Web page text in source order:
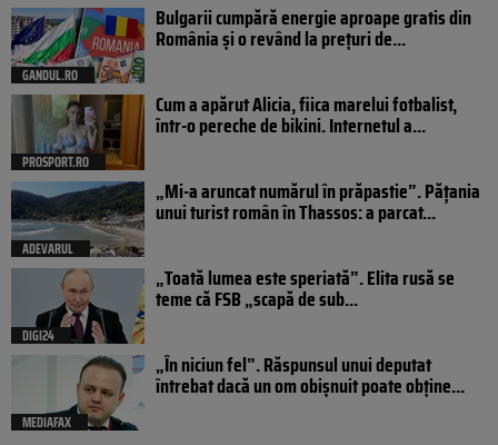
GANDUL.RO
Bulgarii cumpără energie aproape gratis din
România și o revând la prețuri de...
PROSPORT.RO
Cum a apărut Alicia, fiica marelui fotbalist,
într-o pereche de bikini. Internetul a...
ADEVARUL
„Mi-a aruncat numărul în prăpastie”. Pățania
unui turist român în Thassos: a parcat...
DIGI24
„Toată lumea este speriată”. Elita rusă se
teme că FSB „scapă de sub...
MEDIAFAX
„În niciun fel”. Răspunsul unui deputat
întrebat dacă un om obișnuit poate obține...